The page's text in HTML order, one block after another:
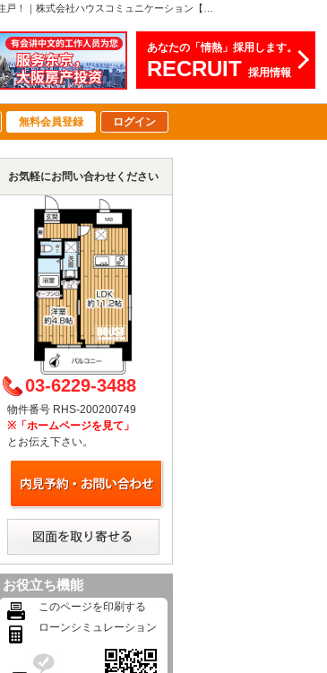
あなたの「情熱」採用します。
RECRUIT 採用情報
無料会員登録 ログイン
お気軽にお問い合わせください
03-6229-3488
物件番号 RHS-200200749
※「ホームページを見て」
とお伝え下さい。
お役立ち機能
このページを印刷する
ローンシミュレーション